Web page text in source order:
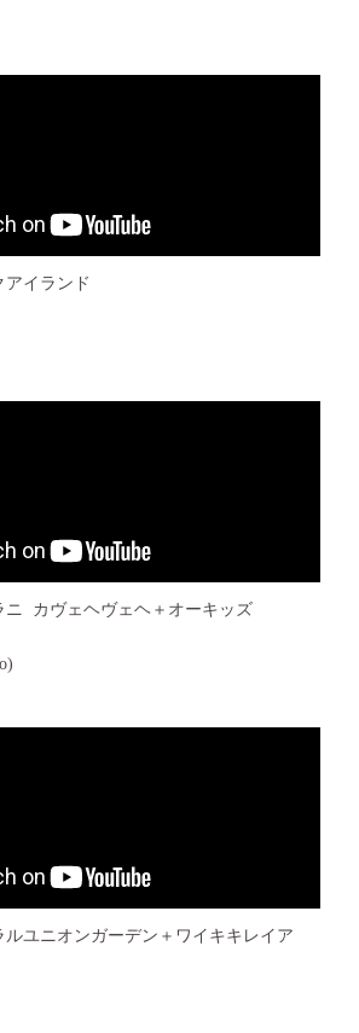
アイランド
ニ カヴェヘヴェヘ＋オーキッズ
ルユニオンガーデン＋ワイキキレイア